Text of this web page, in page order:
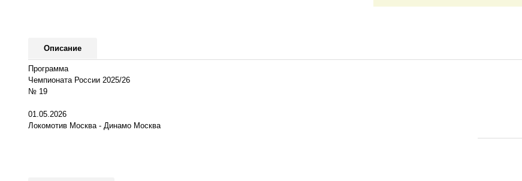
Описание
Программа
Чемпионата России 2025/26
№ 19
01.05.2026
Локомотив Москва - Динамо Москва